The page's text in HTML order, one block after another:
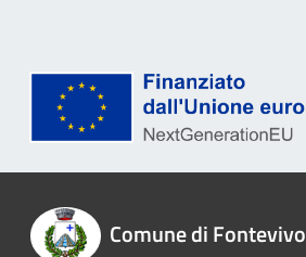
Comune di Fontevivo